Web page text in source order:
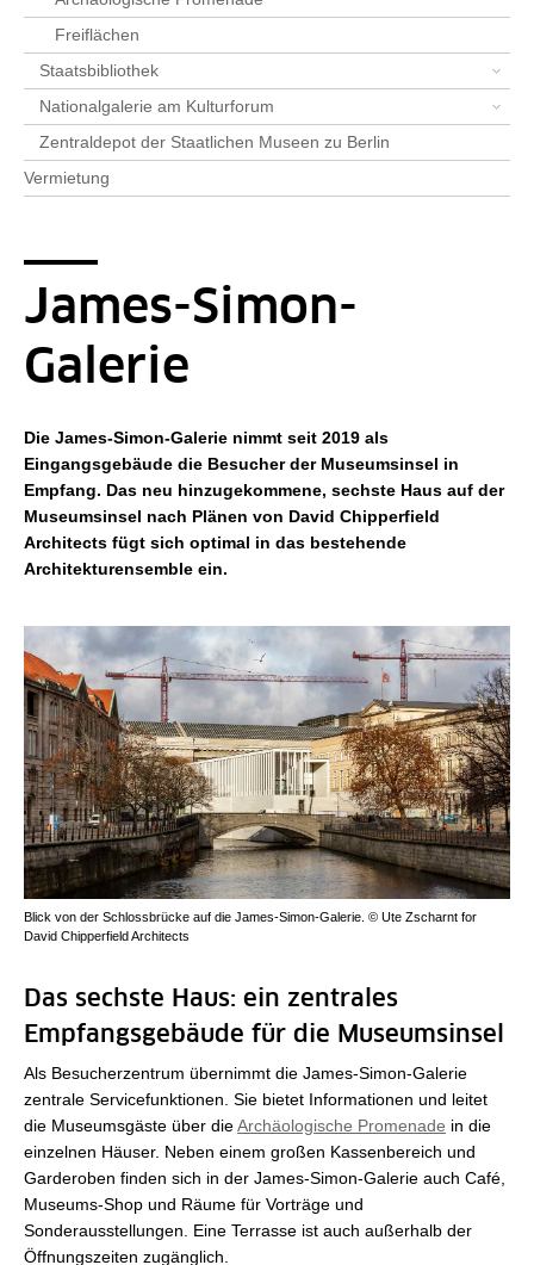
Freiflächen
Staatsbibliothek
Nationalgalerie am Kulturforum
Zentraldepot der Staatlichen Museen zu Berlin
Vermietung
James-Simon-
Galerie
Die James-Simon-Galerie nimmt seit 2019 als
Eingangsgebäude die Besucher der Museumsinsel in
Empfang. Das neu hinzugekommene, sechste Haus auf der
Museumsinsel nach Plänen von David Chipperfield
Architects fügt sich optimal in das bestehende
Architekturensemble ein.
Blick von der Schlossbrücke auf die James-Simon-Galerie. © Ute Zscharnt for
David Chipperfield Architects
Das sechste Haus: ein zentrales
Empfangsgebäude für die Museumsinsel
Als Besucherzentrum übernimmt die James-Simon-Galerie
zentrale Servicefunktionen. Sie bietet Informationen und leitet
die Museumsgäste über dieArchäologische Promenade in die
einzelnen Häuser. Neben einem großen Kassenbereich und
Garderoben finden sich in der James-Simon-Galerie auch Café,
Museums-Shop und Räume für Vorträge und
Sonderausstellungen. Eine Terrasse ist auch außerhalb der
Öffnungszeiten zugänglich.